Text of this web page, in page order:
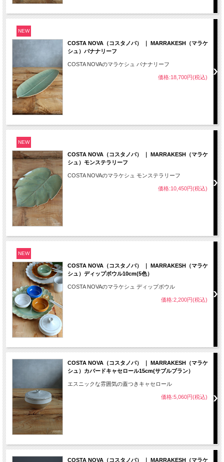
NEW
COSTA NOVA（コスタノバ） ｜ MARRAKESH（マラケ
シュ）バナナリーフ
COSTA NOVAのマラケシュ バナナリーフ
価格:18,700円(税込)
NEW
COSTA NOVA（コスタノバ） ｜ MARRAKESH（マラケ
シュ）モンステラリーフ
COSTA NOVAのマラケシュ モンステラリーフ
価格:10,450円(税込)
NEW
COSTA NOVA（コスタノバ） ｜ MARRAKESH（マラケ
シュ）ディップボウル10cm(5色）
COSTA NOVAのマラケシュ ディップボウル
価格:2,200円(税込)
COSTA NOVA（コスタノバ） ｜ MARRAKESH（マラケ
シュ）カバードキャセロール15cm(サブルブラン）
エスニックな雰囲気の蓋つきキャセロール
価格:5,060円(税込)
COSTA NOVA（コスタノバ） ｜ MARRAKESH（マラケ